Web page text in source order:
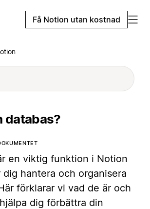
Få Notion utan kostnad
databas?
en viktig funktion i Notion
dig hantera och organisera
förklarar vi vad de är och
dig förbättra din